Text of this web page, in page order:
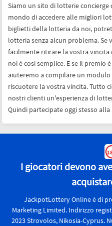
oggi
Siamo un sito di lotterie
mondo di accedere alle migliori
biglietti della lotteria da noi,
lotteria senza alcun problema. Se
facilmente ritirare la vostra
noi è così semplice. E se il premio
aiuteremo a compilare un
riscuotere la vostra vincita. Tutto
nostri clienti un'esperienza di
Quindi partecipate oggi stesso
I giocatori devono
JackpotLottery Online è di
Marketing Limited. Indirizzo